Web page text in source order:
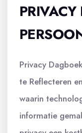
Privacy
te Reflecteren
waarin
informatie